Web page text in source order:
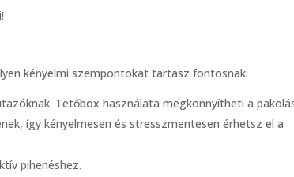
kényelmi szempontokat tartasz fontosnak:
Tetőbox használata megkönnyítheti a
így kényelmesen és stresszmentesen érhetsz el a
pihenéshez.